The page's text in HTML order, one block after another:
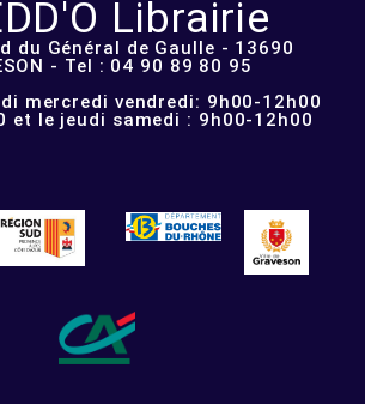
Librairie
du Général de Gaulle - 13690
- Tel : 04 90 89 80 95
mercredi vendredi: 9h00-12h00
et le jeudi samedi : 9h00-12h00